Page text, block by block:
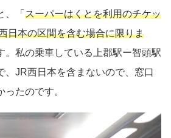
「 スーパーはくとを利用のチケッ
日本の区間を含む場合に限りま
。私の乗車している上郡駅ー智頭駅
、JR西日本を含まないので、窓口
たのです。